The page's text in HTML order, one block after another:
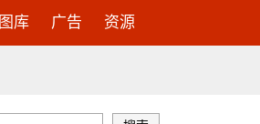
图库 广告 资源